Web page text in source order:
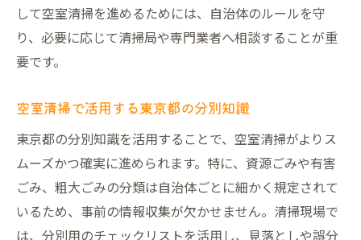
して空室清掃を進めるためには、自治体のルールを守
り、必要に応じて清掃局や専門業者へ相談することが重
要です。
空室清掃で活用する東京都の分別知識
東京都の分別知識を活用することで、空室清掃がよりス
ムーズかつ確実に進められます。特に、資源ごみや有害
ごみ、粗大ごみの分類は自治体ごとに細かく規定されて
いるため、事前の情報収集が欠かせません。清掃現場で
は、分別用のチェックリストを活用し、見落としや誤分